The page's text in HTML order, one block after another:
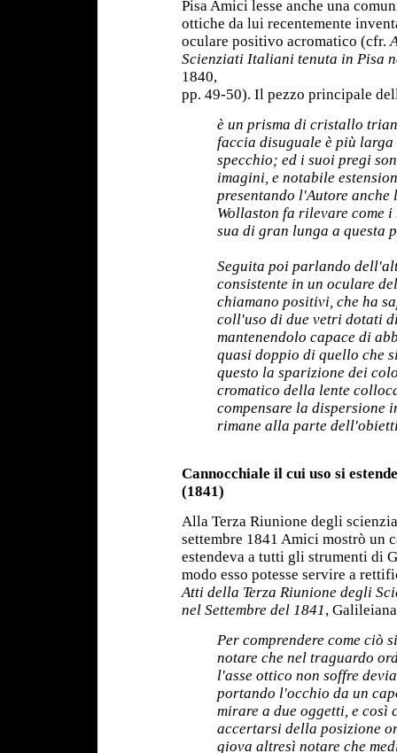
Pisa Amici lesse anche una
ottiche da lui recentemente
oculare positivo acromatico (cfr.
Scienziati Italiani tenuta in Pisa
1840,
pp. 49-50). Il pezzo principale
è un prisma di cristallo
faccia disuguale è più
specchio; ed i suoi pregi
imagini, e notabile
presentando l'Autore anche
Wollaston fa rilevare come
sua di gran lunga a questa
Seguita poi parlando
consistente in un oculare
chiamano positivi, che ha
coll'uso di due vetri dotati
mantenendolo capace di
quasi doppio di quello che
questo la sparizione dei
cromatico della lente
compensare la dispersione
rimane alla parte
Cannocchiale il cui uso si
(1841)
Alla Terza Riunione degli
settembre 1841 Amici mostrò un
estendeva a tutti gli strumenti di
modo esso potesse servire a
Atti della Terza Riunione degli
nel Settembre del 1841,
Per comprendere come ciò
notare che nel traguardo
l'asse ottico non soffre
portando l'occhio da un
mirare a due oggetti, e così
accertarsi della posizione
giova altresì notare che